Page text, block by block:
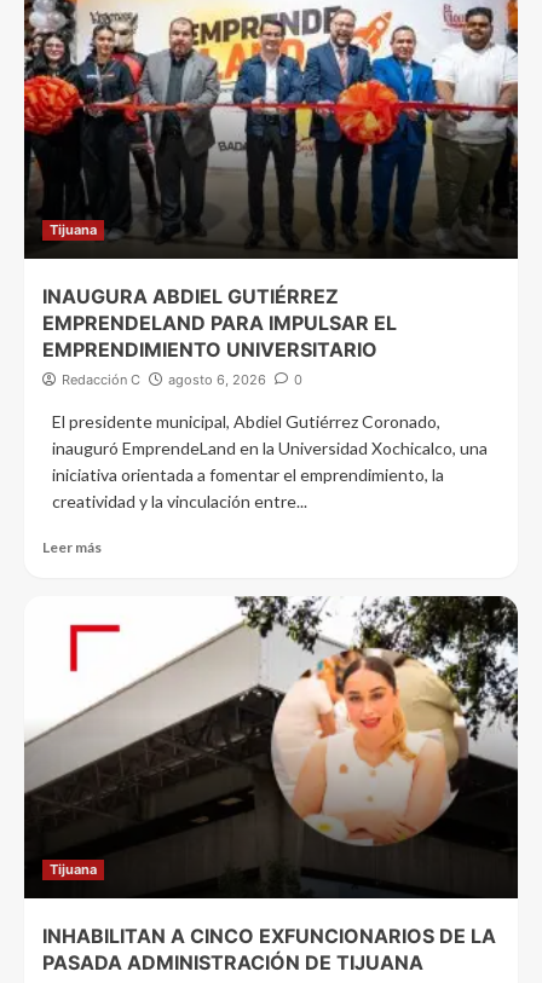
Tijuana
INAUGURA ABDIEL GUTIÉRREZ
EMPRENDELAND PARA IMPULSAR EL
EMPRENDIMIENTO UNIVERSITARIO
Redacción C agosto 6, 2026 0
El presidente municipal, Abdiel Gutiérrez Coronado,
inauguró EmprendeLand en la Universidad Xochicalco, una
iniciativa orientada a fomentar el emprendimiento, la
creatividad y la vinculación entre...
Leer más
Tijuana
INHABILITAN A CINCO EXFUNCIONARIOS DE LA
PASADA ADMINISTRACIÓN DE TIJUANA